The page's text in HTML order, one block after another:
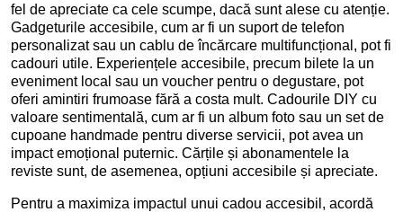
fel de apreciate ca cele scumpe, dacă sunt alese cu atenție.
Gadgeturile accesibile, cum ar fi un suport de telefon
personalizat sau un cablu de încărcare multifuncțional, pot fi
cadouri utile. Experiențele accesibile, precum bilete la un
eveniment local sau un voucher pentru o degustare, pot
oferi amintiri frumoase fără a costa mult. Cadourile DIY cu
valoare sentimentală, cum ar fi un album foto sau un set de
cupoane handmade pentru diverse servicii, pot avea un
impact emoțional puternic. Cărțile și abonamentele la
reviste sunt, de asemenea, opțiuni accesibile și apreciate.
Pentru a maximiza impactul unui cadou accesibil, acordă